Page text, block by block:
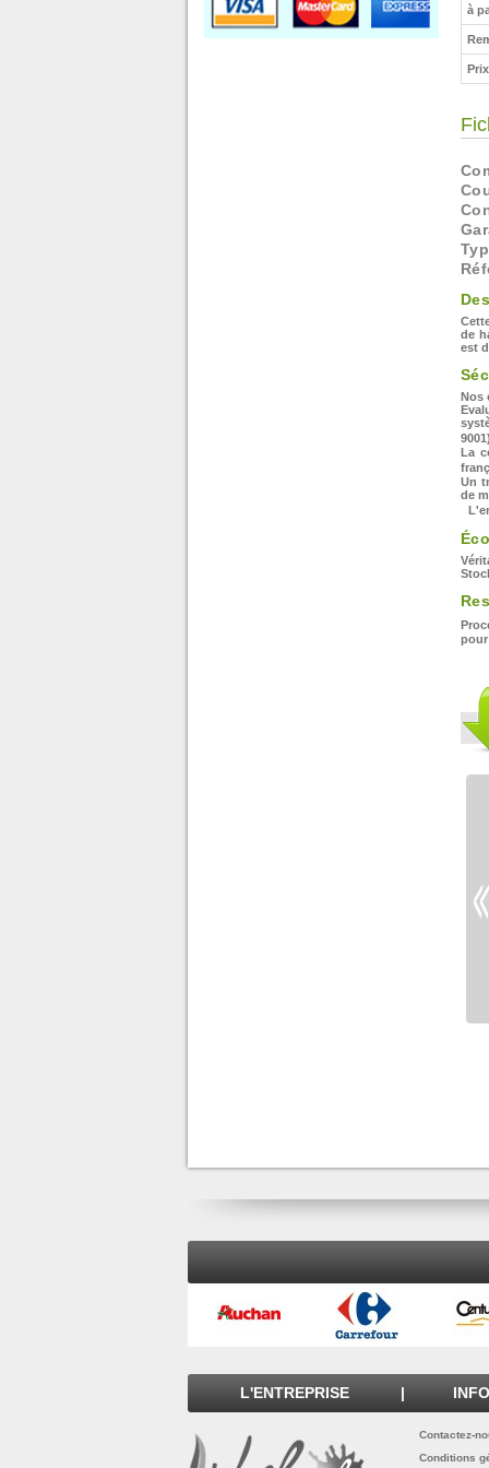
à
de
est
Nos
La
Un
de
L'ENTREPRISE |
Contactez-
Conditions